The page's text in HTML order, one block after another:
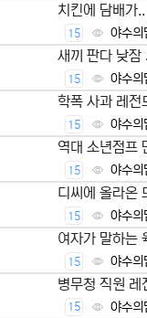
치킨에 담배가..
15 야수의
새끼 판다 낮잠
15 야수의
학폭 사과 레전
15 야수의
역대 소년점프
15 야수의
디씨에 올라온
15 야수의
여자가 말하는
15 야수의
병무청 직원 레
15 야수의